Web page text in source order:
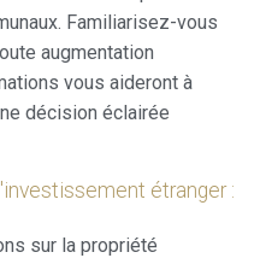
Familiarisez-vous
augmentation
vous aideront à
décision éclairée
étranger :
sur la propriété